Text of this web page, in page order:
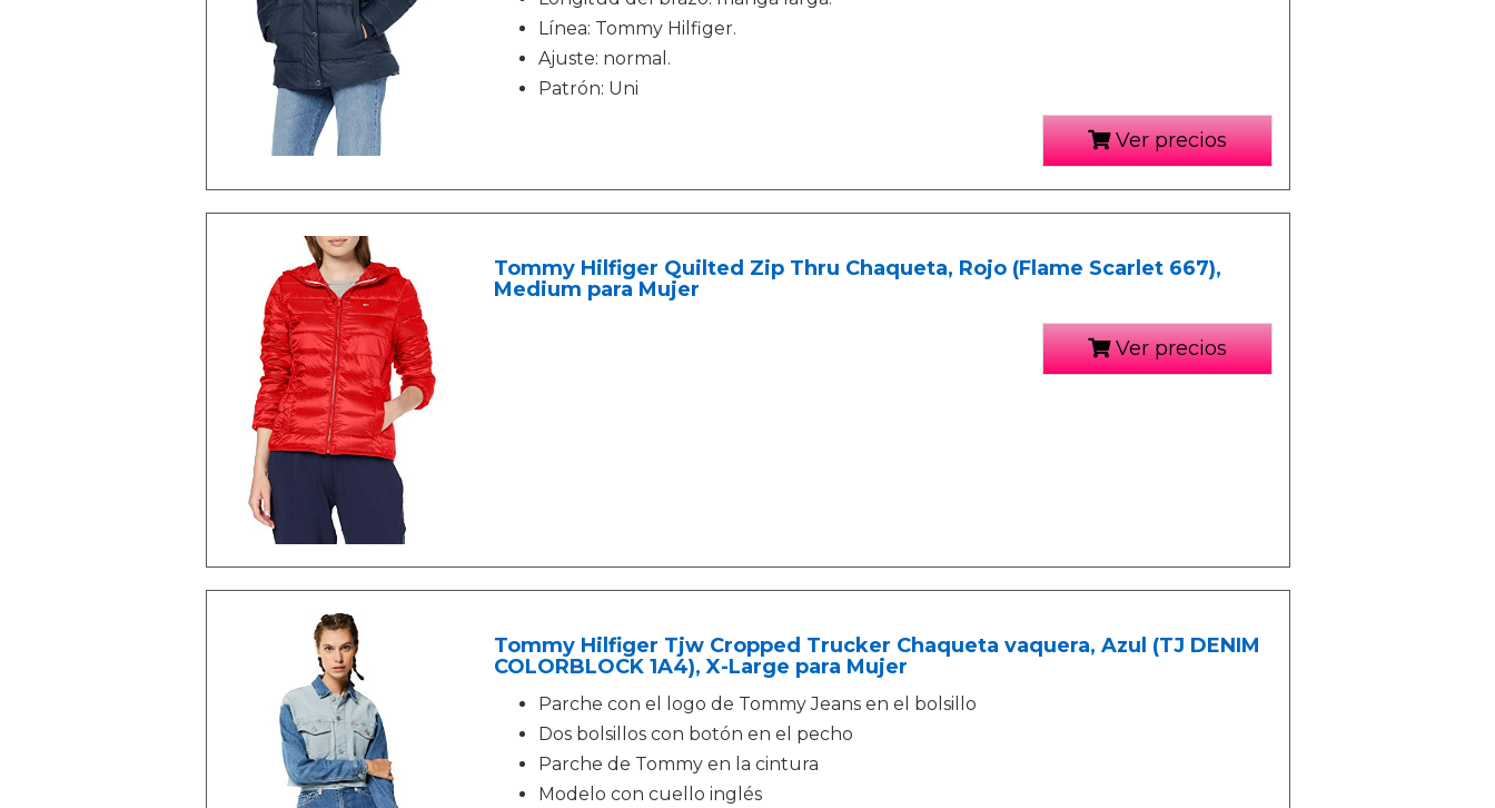
Línea: Tommy Hilfiger.
Ajuste: normal.
Patrón: Uni
Ver precios
Tommy Hilfiger Quilted Zip Thru Chaqueta, Rojo (Flame Scarlet 667),
Medium para Mujer
Ver precios
Tommy Hilfiger Tjw Cropped Trucker Chaqueta vaquera, Azul (TJ DENIM
COLORBLOCK 1A4), X-Large para Mujer
Parche con el logo de Tommy Jeans en el bolsillo
Dos bolsillos con botón en el pecho
Parche de Tommy en la cintura
Modelo con cuello inglés